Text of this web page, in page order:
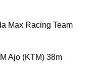
Max Racing Team
Ajo (KTM) 38m